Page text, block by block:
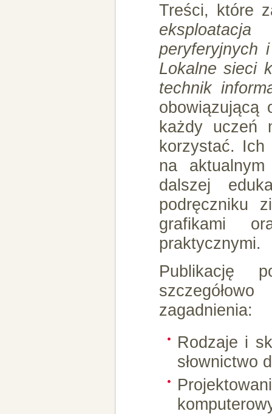
Treści, które
peryferyjnych
Lokalne sieci
technik
każdy uczeń
korzystać. Ich
na
dalszej
podręczniku
grafikami
praktycznymi.
Publikację
zagadnienia:
Rodzaje i
słownictwo